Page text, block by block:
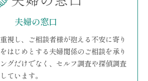
夫婦の窓口
視し、ご相談者様が抱える不安に寄り
はじめとする夫婦関係のご相談を承り
グだけでなく、セルフ調査や探偵調査
ています。